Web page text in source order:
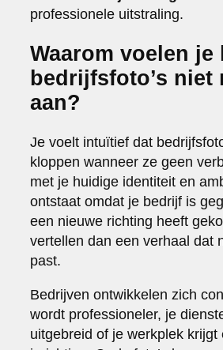
professionele uitstraling.
Waarom voelen je
bedrijfsfoto’s niet
aan?
Je voelt intuïtief dat
kloppen wanneer ze geen
met je huidige identiteit en
ontstaat omdat je bedrijf is
een nieuwe richting heeft
vertellen dan een verhaal dat
past.
Bedrijven ontwikkelen zich
wordt professioneler, je
uitgebreid of je werkplek krijgt